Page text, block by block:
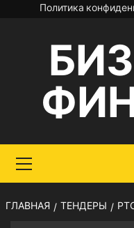
Перейти
содержимому
Политика
меню
ГЛАВНАЯ ТЕНДЕРЫ